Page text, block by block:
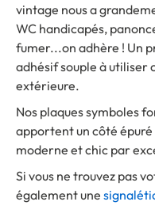
vintage nous a
WC handicapés,
fumer...on adhère ! Un
adhésif souple à
extérieure.
Nos plaques symboles
apportent un côté épuré
moderne et chic par
Si vous ne trouvez pas
également une